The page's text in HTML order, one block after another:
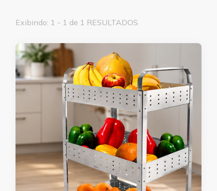
Exibindo: 1 - 1 de 1 RESULTADOS